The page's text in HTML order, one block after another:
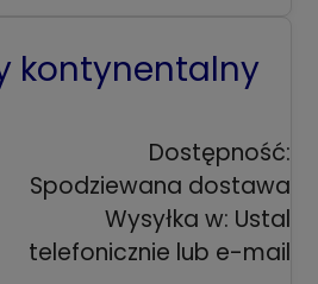
kontynentalny
Dostępność:
Spodziewana dostawa
Wysyłka w: Ustal
telefonicznie lub e-mail